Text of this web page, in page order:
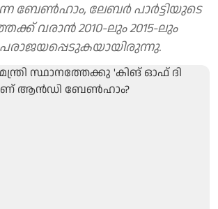
ബേണ്‍ഹാം, ലേബര്‍ പാര്‍ട്ടിയുടെ
വരാന്‍ 2010-ലും 2015-ലും
പരാജയപ്പെടുകയായിരുന്നു.